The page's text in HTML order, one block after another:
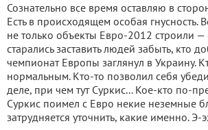
Сознательно все время оставляю в
Есть в происходящем особая гнусность.
не только объекты Евро-2012 строили
старались заставить людей забыть, кто
чемпионат Европы заглянул в Украину.
нормальным. Кто-то позволил себя
деле, при чем тут Суркис... Кое-кто по-
Суркис поимел с Евро некие неземные
затрудняется уточнить, какие именно. Э-